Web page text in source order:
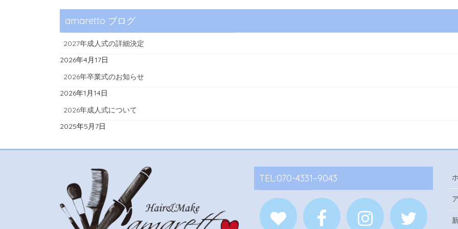
amaretto ブログ
2027年成人式の詳細決定
2026年4月17日
2026年卒業式のお知らせ
2026年1月14日
2026年成人式について
2025年5月7日
TEL:070-4331–9043